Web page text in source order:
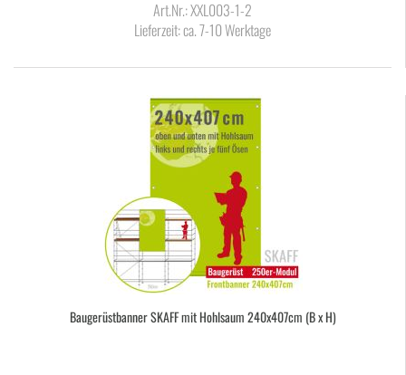
Art.Nr.: XXL003-1-2
Lieferzeit:ca. 7-10 Werktage
Bau­ge­rüst­ban­ner SKAFF mit Hohl­saum 240x407cm (B x H)